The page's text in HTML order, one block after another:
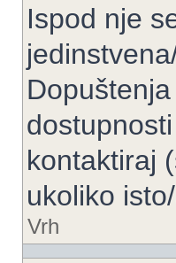
Ispod nje
kontaktiraj
ukoliko
Vrh